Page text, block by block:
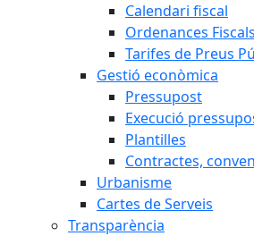
Calendari fiscal
Ordenances Fiscals
Tarifes de Preus
Gestió econòmica
Pressupost
Execució
Plantilles
Contractes,
Urbanisme
Cartes de Serveis
Transparència